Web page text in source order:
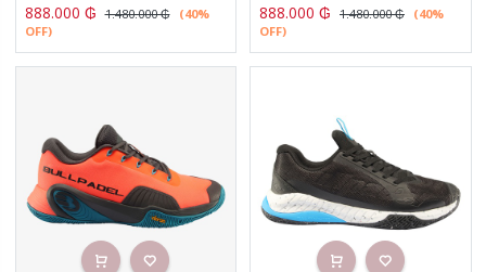
888.000 ₲ 1.480.000₲
(40%
OFF)
888.000 ₲ 1.480.000₲ (40%
OFF)